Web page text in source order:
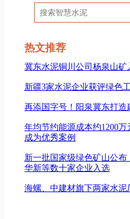
搜
索
热文推荐
冀东水泥铜川公司杨泉山矿
新疆3家水泥企业获评绿色
再添国字号！阳泉冀东打
年均节约能源成本约1200
成为优秀案例
新一批国家级绿色矿山公布
华新等数十家企业入选
海螺、中建材旗下两家水泥